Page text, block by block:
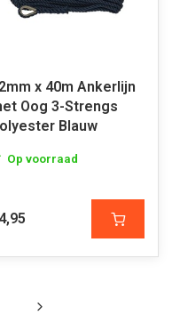
x 40m Ankerlijn
Oog 3-Strengs
Blauw
Op voorraad